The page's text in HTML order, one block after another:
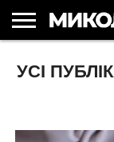
НОВИНИ
НОВИНИ
МИКОЛАЄВА
МИКОЛАЇВСЬКА
ОБЛАСТЬ
НОВИНИ
СПОРТУ
УКРАЇНА
ТА СВІТ
НОВИНИ
КОМПАНІЙ
АСТРОЛОГІЯ
СВЯТА
В
КОРИСНІ
СТАТТІ
УСІ